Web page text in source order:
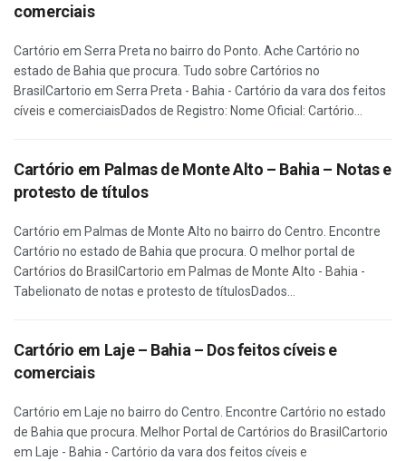
comerciais
Cartório em Serra Preta no bairro do Ponto. Ache Cartório no
estado de Bahia que procura. Tudo sobre Cartórios no
BrasilCartorio em Serra Preta - Bahia - Cartório da vara dos feitos
cíveis e comerciaisDados de Registro: Nome Oficial: Cartório...
Cartório em Palmas de Monte Alto – Bahia – Notas e
protesto de títulos
Cartório em Palmas de Monte Alto no bairro do Centro. Encontre
Cartório no estado de Bahia que procura. O melhor portal de
Cartórios do BrasilCartorio em Palmas de Monte Alto - Bahia -
Tabelionato de notas e protesto de títulosDados...
Cartório em Laje – Bahia – Dos feitos cíveis e
comerciais
Cartório em Laje no bairro do Centro. Encontre Cartório no estado
de Bahia que procura. Melhor Portal de Cartórios do BrasilCartorio
em Laje - Bahia - Cartório da vara dos feitos cíveis e